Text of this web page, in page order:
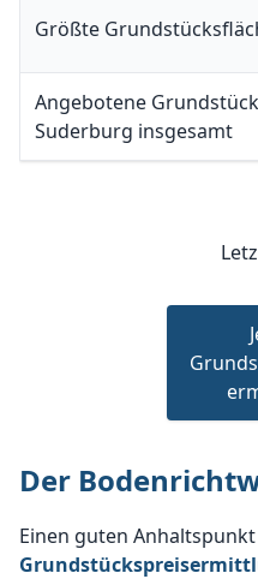
Größte
Angebotene
Suderburg insgesamt
Der
Einen guten